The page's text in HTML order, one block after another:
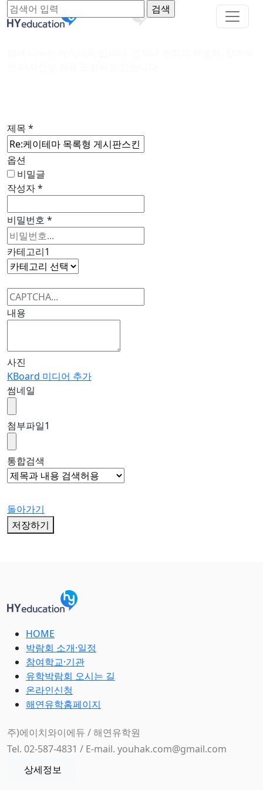
제목 *
옵션
비밀글
작성자*
비밀번호 *
카테고리1
내용
사진
KBoard 미디어 추가
썸네일
첨부파일1
통합검색
돌아가기
저장하기
HOME
박람회 소개·일정
참여학교·기관
유학박람회 오시는 길
온라인신청
해연유학홈페이지
주)에이치와이에듀 / 해연유학원
Tel. 02-587-4831 / E-mail. youhak.com@gmail.com
상세정보